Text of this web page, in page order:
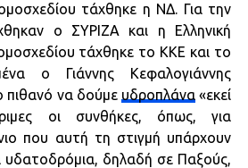
τάχθηκε η ΝΔ. Για την
ο ΣΥΡΙΖΑ και η Ελληνική
τάχθηκε το ΚΚΕ και το
ο Γιάννης Κεφαλογιάννης
πιθανό να δούμε υδροπλάνα «εκεί
οι συνθήκες, όπως, για
που αυτή τη στιγμή υπάρχουν
υδατοδρόμια, δηλαδή σε Παξούς,